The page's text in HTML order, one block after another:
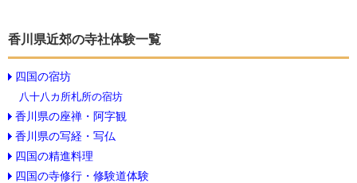
香川県近郊の寺社体験一覧
四国の宿坊
八十八カ所札所の宿坊
香川県の座禅・阿字観
香川県の写経・写仏
四国の精進料理
四国の寺修行・修験道体験